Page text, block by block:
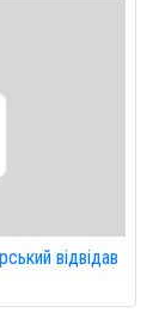
відвідав